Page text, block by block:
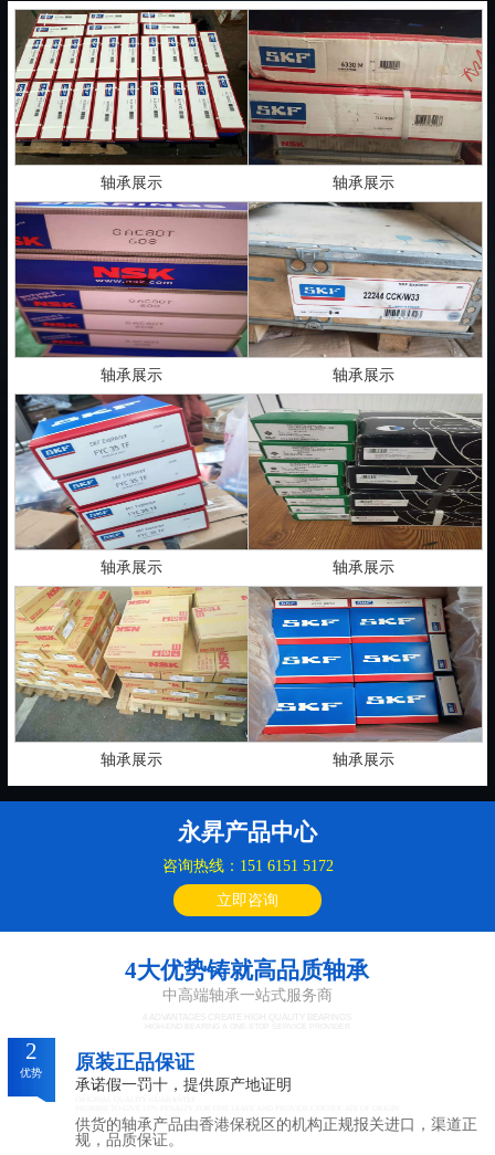
轴承展示 轴承展示
轴承展示 轴承展示
轴承展示 轴承展示
轴承展示 轴承展示
永昇产品中心
咨询热线：151 6151 5172
立即咨询
4大优势铸就高品质轴承
中高端轴承一站式服务商
2
优势 原装正品保证
承诺假一罚十，提供原产地证明
供货的轴承产品由香港保税区的机构正规报关进口，渠道正
规，品质保证。